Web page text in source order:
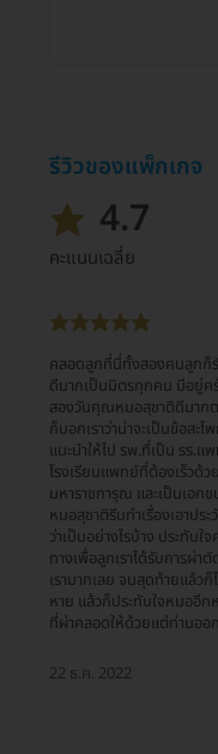
รีวิวของแพ็กเกจ
4.7
คะแนนเฉลี่ย
คลอดลูกที่นี่ทั้งสองคนลูกก็
ดีมากเป็นมิตรทุกคน มีอยู่ค
สองวันคุณหมอสุชาติดีมาก
ก็บอกเราว่าน่าจะเป็นข้อส
แนะนำให้ไป รพ.ที่เป็น รร.
โรงเรียนแพทย์ที่ต้องเร็วด้ว
มหาราชการุณ และเป็นเอก
หมอสุชาติรีบทำเรื่องเอาปร
ว่าเป็นอย่างไรบ้าง ประทั
ทางเพื่อลูกเราได้รับการผ่า
เรามากเลย จนสุดท้ายแล้
หาย แล้วก็ประทับใจหมออีก
ที่ผ่าคลอดให้ด้วยแต่ท่านออ
22 ธ.ค. 2022